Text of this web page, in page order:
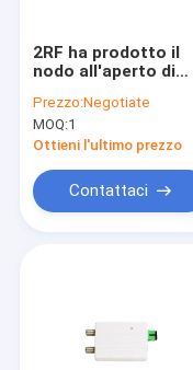
Circa noi
2RF ha prodotto il
nodo all'aperto di
FTTB con AGC
Prezzo:Negotiate
MOQ:1
Ottieni l'ultimo prezzo
Contattaci